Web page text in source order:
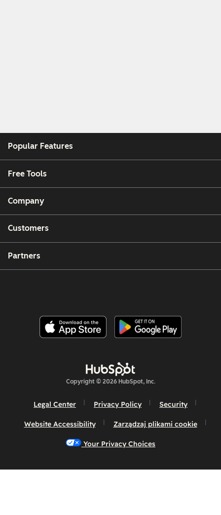
Popular Features
Free Tools
Company
Customers
Partners
Copyright © 2026 HubSpot, Inc.
Legal Center Privacy Policy Security
Website Accessibility Zarządzaj plikami cookie
Your Privacy Choices